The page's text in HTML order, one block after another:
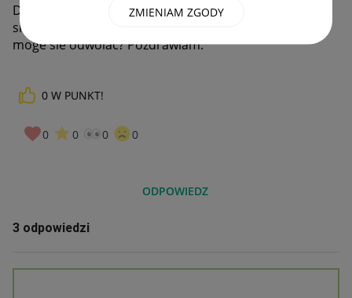
ZMIENIAM ZGODY
Dobry Wieczor, taki komunikat przyszedl do mojej
skrzynki. Numer EAN byl na 100% poprawny. Gdzie
moge sie odwolac? Pozdrawiam.
0 W PUNKT!
0 0 0 0
ODPOWIEDZ
3 odpowiedzi